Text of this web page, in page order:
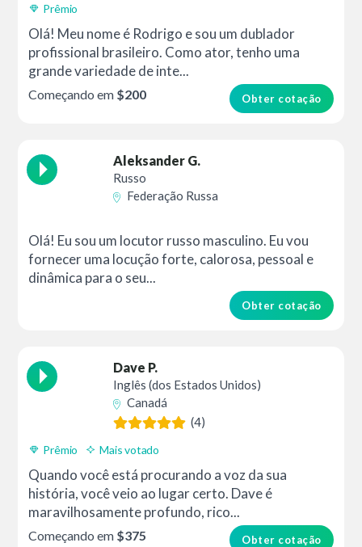
Prêmio
Olá! Meu nome é Rodrigo e sou um dublador
profissional brasileiro. Como ator, tenho uma
grande variedade de inte...
Obter cotação
Começando em $200
Aleksander G.
Russo
Federação Russa
Olá! Eu sou um locutor russo masculino. Eu vou
fornecer uma locução forte, calorosa, pessoal e
dinâmica para o seu...
Obter cotação
Dave P.
Inglês (dos Estados Unidos)
Canadá
(4)
Prêmio Mais votado
Quando você está procurando a voz da sua
história, você veio ao lugar certo. Dave é
maravilhosamente profundo, rico...
Obter cotação
Começando em $375